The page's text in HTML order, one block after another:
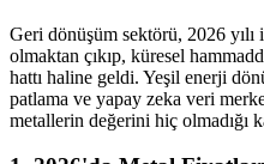
Geri dönüşüm sektörü, 2026 yılı
olmaktan çıkıp, küresel
hattı haline geldi. Yeşil enerji
patlama ve yapay zeka veri
metallerin değerini hiç olmadığı